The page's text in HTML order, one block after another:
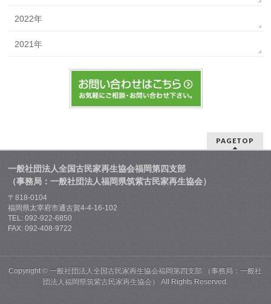
2022年
2021年
PAGETOP
一般社団法人全国古民家再生協会福岡第四支部
（事務局：一般社団法人福岡県筑紫古民家再生協会）
〒818-0104
福岡県太宰府市通古賀4-4-16-102
TEL: 092-922-6850
FAX: 092-408-9722
Copyright ©一般社団法人全国古民家再生協会福岡第四支部 （事務局：一般社
団法人福岡県筑紫古民家再生協会）
All Rights Reserved.